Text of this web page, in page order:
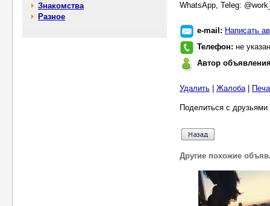
Знакомства
Разное
WhatsApp, Teleg:
e-mail: Написать
Телефон: не указан
Автор
Удалить Жалоба|
Поделиться с
Другие похожие